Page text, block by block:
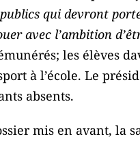
qui devront
avec l’ambition
les élèves
à l’école. Le
absents.
mis en avant, la